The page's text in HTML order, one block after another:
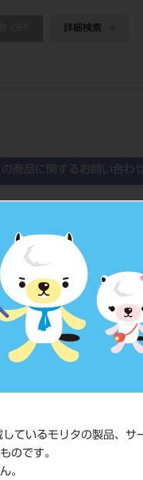
ているモリタの製品、サ
のです。
。
詳細検索
の商品に関するお問い合わせ
モー
ンド
ード
価格の確
ネット会
い。
株式会